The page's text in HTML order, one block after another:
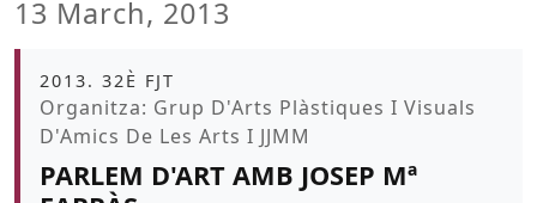
13 March, 2013
Àmbit
2013. 32È FJT
Promoció
Organitza: Grup D'Arts Plàstiques I Visuals
D'Amics De Les Arts I JJMM
PARLEM D'ART AMB JOSEP Mª